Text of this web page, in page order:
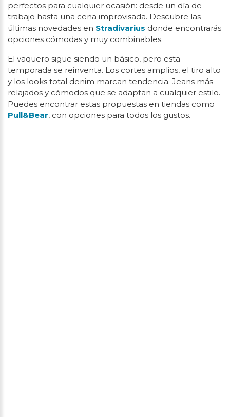
perfectos para cualquier ocasión: desde un día de
trabajo hasta una cena improvisada. Descubre las
últimas novedades en Stradivarius donde encontrarás
opciones cómodas y muy combinables.
El vaquero sigue siendo un básico, pero esta
temporada se reinventa. Los cortes amplios, el tiro alto
y los looks total denim marcan tendencia. Jeans más
relajados y cómodos que se adaptan a cualquier estilo.
Puedes encontrar estas propuestas en tiendas como
Pull&Bear, con opciones para todos los gustos.